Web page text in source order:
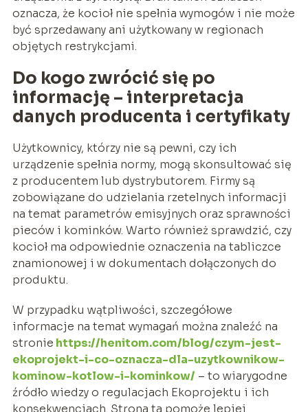
oznacza, że kocioł nie spełnia wymogów i nie może
być sprzedawany ani użytkowany w regionach
objętych restrykcjami.
Do kogo zwrócić się po
informację – interpretacja
danych producenta i certyfikaty
Użytkownicy, którzy nie są pewni, czy ich
urządzenie spełnia normy, mogą skonsultować się
z producentem lub dystrybutorem. Firmy są
zobowiązane do udzielania rzetelnych informacji
na temat parametrów emisyjnych oraz sprawności
pieców i kominków. Warto również sprawdzić, czy
kocioł ma odpowiednie oznaczenia na tabliczce
znamionowej i w dokumentach dołączonych do
produktu.
W przypadku wątpliwości, szczegółowe
informacje na temat wymagań można znaleźć na
stronie https://henitom.com/blog/czym-jest-
ekoprojekt-i-co-oznacza-dla-uzytkownikow-
kominow-kotlow-i-kominkow/ – to wiarygodne
źródło wiedzy o regulacjach Ekoprojektu i ich
konsekwencjach. Strona ta pomoże lepiej